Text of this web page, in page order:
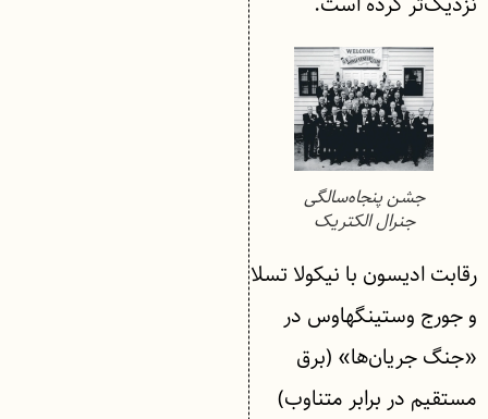
جشن پنجاه‌سالگی
جنرال الکتریک
رقابت ادیسون با نیکولا تسلا
و جورج وستینگهاوس در
«جنگ جریان‌ها» (برق
مستقیم در برابر متناوب)